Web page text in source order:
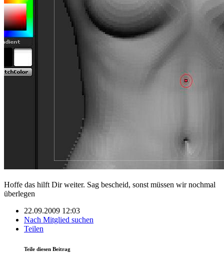
Hoffe das hilft Dir weiter. Sag bescheid, sonst müssen wir nochmal
überlegen
22.09.2009 12:03
Nach Mitglied suchen
Teilen
Teile diesen Beitrag